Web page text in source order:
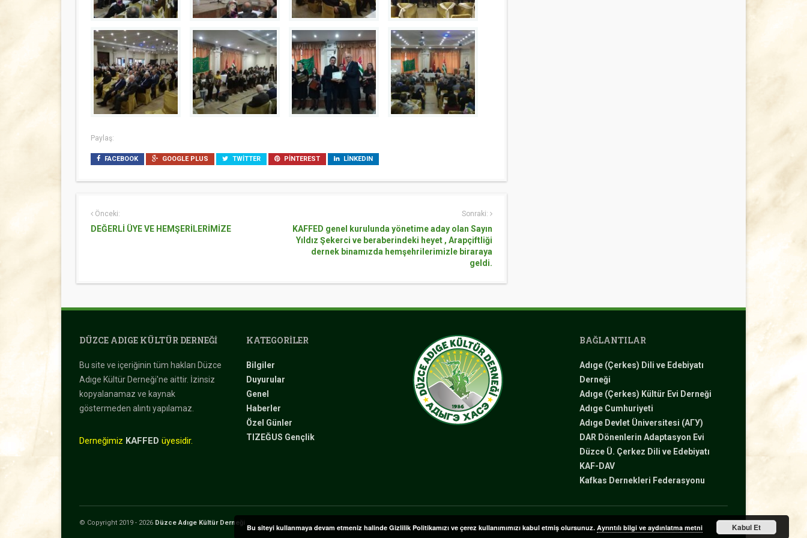
Paylaş:
FACEBOOK GOOGLE PLUS TWITTER PINTEREST LINKEDIN
Önceki:
DEĞERLİ ÜYE VE HEMŞERİLERİMİZE
Sonraki:
KAFFED genel kurulunda yönetime aday olan Sayın
Yıldız Şekerci ve beraberindeki heyet , Arapçiftliği
dernek binamızda hemşehrilerimizle biraraya
geldi.
DÜZCE ADIGE KÜLTÜR DERNEĞI
Bu site ve içeriğinin tüm hakları Düzce
Adıge Kültür Derneği'ne aittir. İzinsiz
kopyalanamaz ve kaynak
göstermeden alıntı yapılamaz.
Derneğimiz KAFFED üyesidir.
KATEGORILER
Bilgiler
Duyurular
Genel
Haberler
Özel Günler
TIZEĞUS Gençlik
BAĞLANTILAR
Adıge (Çerkes) Dili ve Edebiyatı
Derneği
Adıge (Çerkes) Kültür Evi Derneği
Adıge Cumhuriyeti
Adıge Devlet Üniversitesi (АГУ)
DAR Dönenlerin Adaptasyon Evi
Düzce Ü. Çerkez Dili ve Edebiyatı
KAF-DAV
Kafkas Dernekleri Federasyonu
© Copyright 2019 - 2026 Düzce Adıge Kültür Derneği Duyurular
Bilgiler
Özel
Bu siteyi kullanmaya devam etmeniz halinde Gizlilik Politikamızı ve çerez kullanımımızı kabul etmiş olursunuz. Ayrıntılı bilgi ve aydınlatma metni Kabul Et